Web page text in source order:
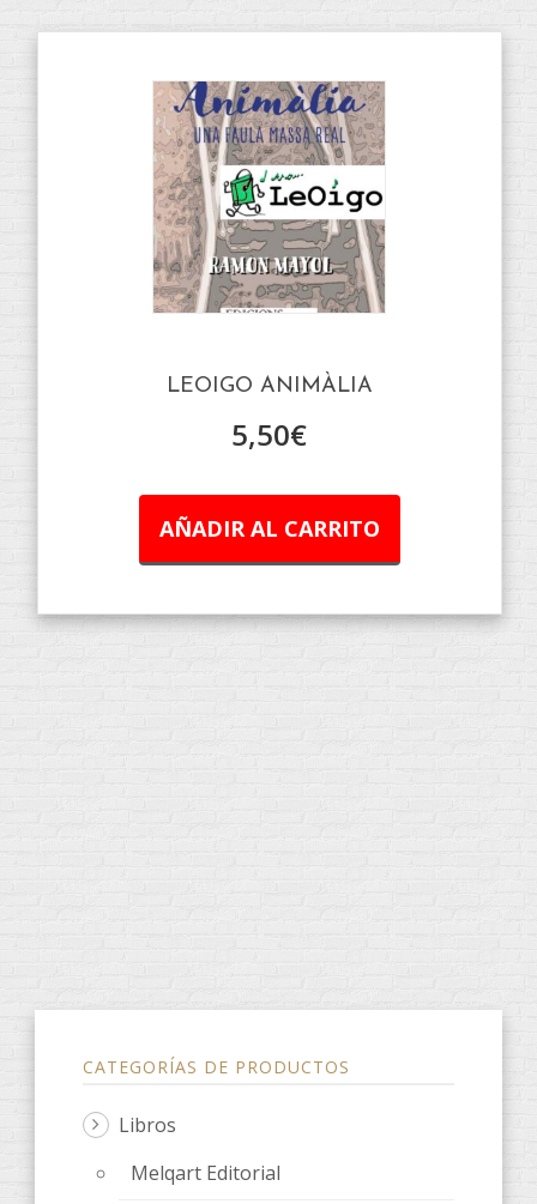
LEOIGO ANIMÀLIA
5,50€
AÑADIR AL CARRITO
CATEGORÍAS DE PRODUCTOS
Libros
Melqart Editorial